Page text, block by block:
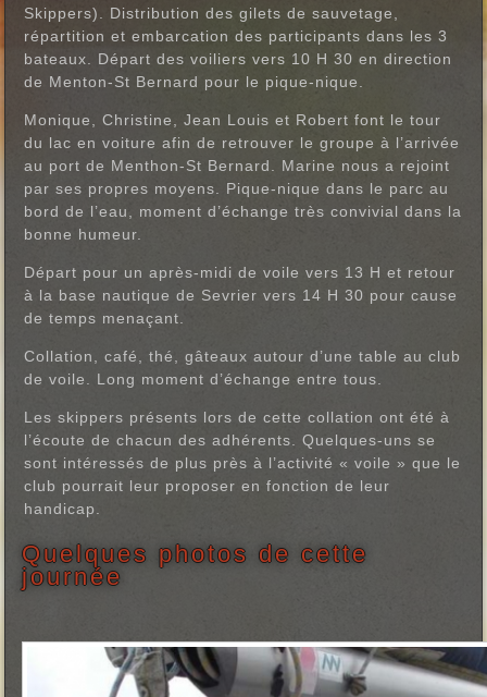
Skippers). Distribution des gilets de sauvetage,
répartition et embarcation des participants dans les 3
bateaux. Départ des voiliers vers 10 H 30 en direction
de Menton-St Bernard pour le pique-nique.
Monique, Christine, Jean Louis et Robert font le tour
du lac en voiture afin de retrouver le groupe à l’arrivée
au port de Menthon-St Bernard. Marine nous a rejoint
par ses propres moyens. Pique-nique dans le parc au
bord de l’eau, moment d’échange très convivial dans la
bonne humeur.
Départ pour un après-midi de voile vers 13 H et retour
à la base nautique de Sevrier vers 14 H 30 pour cause
de temps menaçant.
Collation, café, thé, gâteaux autour d’une table au club
de voile. Long moment d’échange entre tous.
Les skippers présents lors de cette collation ont été à
l’écoute de chacun des adhérents. Quelques-uns se
sont intéressés de plus près à l’activité « voile » que le
club pourrait leur proposer en fonction de leur
handicap.
Quelques photos de cette
journée